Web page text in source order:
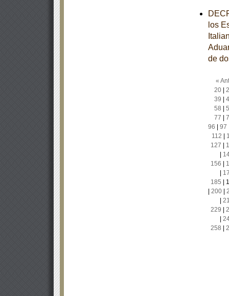
los
de
«
20|
39
58
77
96
97
112
127
156
185
200|
229
258